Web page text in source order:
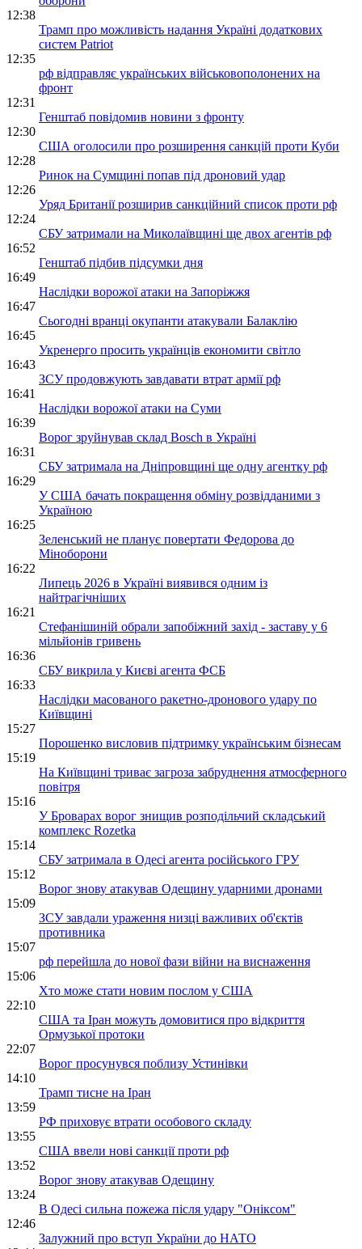
12:38
Трамп про можливість надання Україні додаткових
систем Patriot
12:35
рф відправляє українських військовополонених на
фронт
12:31
Генштаб повідомив новини з фронту
12:30
США оголосили про розширення санкцій проти Куби
12:28
Ринок на Сумщині попав під дроновий удар
12:26
Уряд Британії розширив санкційний список проти рф
12:24
СБУ затримали на Миколаївщині ще двох агентів рф
16:52
Генштаб підбив підсумки дня
16:49
Наслідки ворожої атаки на Запоріжжя
16:47
Сьогодні вранці окупанти атакували Балаклію
16:45
Укренерго просить українців економити світло
16:43
ЗСУ продовжують завдавати втрат армії рф
16:41
Наслідки ворожої атаки на Суми
16:39
Ворог зруйнував склад Bosch в Україні
16:31
СБУ затримала на Дніпровщині ще одну агентку рф
16:29
У США бачать покращення обміну розвідданими з
Україною
16:25
Зеленський не планує повертати Федорова до
Міноборони
16:22
Липець 2026 в Україні виявився одним із
найтрагічніших
16:21
Стефанішиній обрали запобіжний захід - заставу у 6
мільйонів гривень
16:36
СБУ викрила у Києві агента ФСБ
16:33
Наслідки масованого ракетно-дронового удару по
Київщині
15:27
Порошенко висловив підтримку українським бізнесам
15:19
На Київщині триває загроза забруднення атмосферного
повітря
15:16
У Броварах ворог знищив розподільчий складський
комплекс Rozetka
15:14
СБУ затримала в Одесі агента російського ГРУ
15:12
Ворог знову атакував Одещину ударними дронами
15:09
ЗСУ завдали ураження низці важливих об'єктів
противника
15:07
рф перейшла до нової фази війни на виснаження
15:06
Хто може стати новим послом у США
22:10
США та Іран можуть домовитися про відкриття
Ормузької протоки
22:07
Ворог просунувся поблизу Устинівки
14:10
Трамп тисне на Іран
13:59
РФ приховує втрати особового складу
13:55
США ввели нові санкції проти рф
13:52
Ворог знову атакував Одещину
13:24
В Одесі сильна пожежа після удару "Оніксом"
12:46
Залужний про вступ України до НАТО